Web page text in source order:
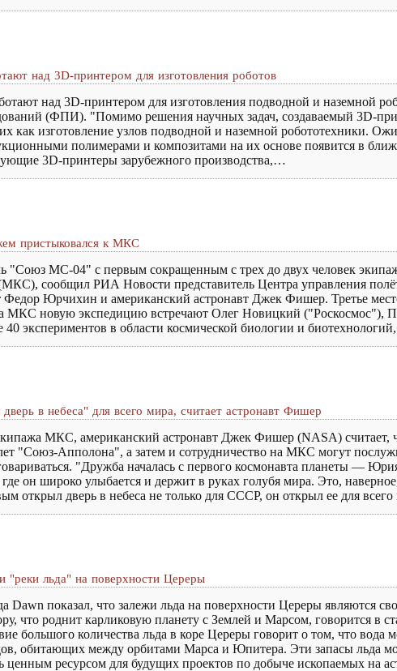
над 3D-принтером для изготовления роботов
над 3D-принтером для изготовления подводной и наземной
(ФПИ). "Помимо решения научных задач, создаваемый 3D-
как изготовление узлов подводной и наземной робототехники.
полимерами и композитами на их основе появится в
3D-принтеры зарубежного производства,…
пристыковался к МКС
"Союз МС-04" с первым сокращенным с трех до двух человек
сообщил РИА Новости представитель Центра управления
Федор Юрчихин и американский астронавт Джек Фишер. Третье
МКС новую экспедицию встречают Олег Новицкий ("Роскосмос"),
40 экспериментов в области космической биологии и
в небеса" для всего мира, считает астронавт Фишер
МКС, американский астронавт Джек Фишер (NASA)
"Союз-Апполона", а затем и сотрудничество на МКС могут
"Дружба началась с первого космонавта планеты —
он широко улыбается и держит в руках голубя мира. Это,
открыл дверь в небеса не только для СССР, он открыл ее для всего
"реки льда" на поверхности Цереры
Dawn показал, что залежи льда на поверхности Цереры являются
что роднит карликовую планету с Землей и Марсом, говорится в
большого количества льда в коре Цереры говорит о том, что вода
обитающих между орбитами Марса и Юпитера. Эти запасы льда
ценным ресурсом для будущих проектов по добыче ископаемых на